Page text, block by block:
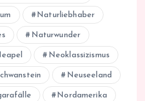
Naturliebhaber
Naturwunder
Neoklassizismus
Neuseeland
Nordamerika